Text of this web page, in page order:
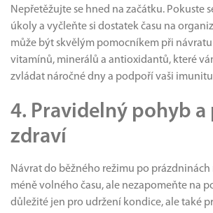
Nepřetěžujte se hned na začátku. Pokuste
úkoly a vyčleňte si dostatek času na
může být skvělým pomocníkem při
vitamínů, minerálů a antioxidantů, které
zvládat náročné dny a podpoří vaši
4. Pravidelný pohyb a
zdraví
Návrat do běžného režimu po
méně volného času, ale nezapomeňte na
důležité jen pro udržení kondice, ale také